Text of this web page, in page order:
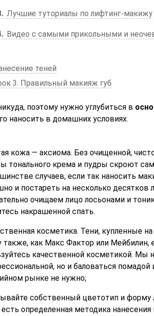
Лучшие туториалы по лифтинг-макижу
Видео с самыми прикольными и
теней
3. Правильный макияж губ
поэтому нужно углубиться в
наносить в домашних условиях.
кожа — аксиома. Без очищенной,
тонального крема и пудры скроют
случаев, если так наносить
и постареть на несколько
очищаем лицо лосьонами и
накрашенной спать.
косметика. Тени, купленные
также, как Макс Фактор или Мейбилин,
качественной косметикой. Мы
но и баловаться помадой
рынке не нужно;
собственный цветотип и
определенная методика